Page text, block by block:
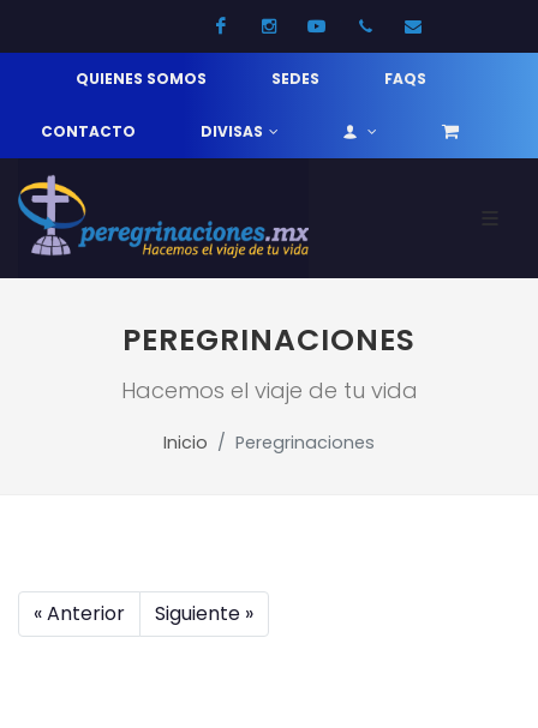
FacebookInstagramYoutube52 33 31210744
QUIENES SOMOS SEDES FAQS
CONTACTO DIVISAS
PEREGRINACIONES
Hacemos el viaje de tu vida
Inicio Peregrinaciones
« Anterior Siguiente »